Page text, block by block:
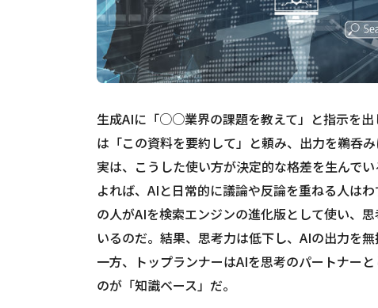
生成AIに「○○業界の課題を教えて」と指示を出
は「この資料を要約して」と頼み、出力を鵜呑
実は、こうした使い方が決定的な格差を生んで
よれば、AIと日常的に議論や反論を重ねる人は
の人がAIを検索エンジンの進化版として使い、
いるのだ。結果、思考力は低下し、AIの出力を
一方、トップランナーはAIを思考のパートナー
のが「知識ベース」だ。